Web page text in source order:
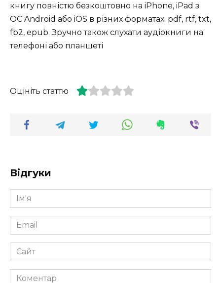
книгу повністю безкоштовно на iPhone, iPad з
ОС Android або iOS в різних форматах: pdf, rtf, txt,
fb2, epub. Зручно також слухати аудіокниги на
телефоні або планшеті
Оцініть статтю
Відгуки
Ім'я
*
Email
*
Сайт
Коментар